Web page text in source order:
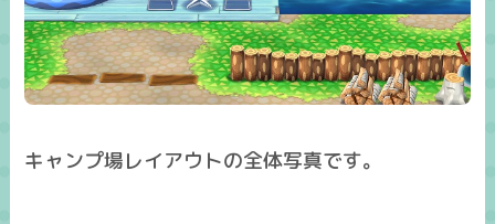
キャンプ場レイアウトの全体写真です。